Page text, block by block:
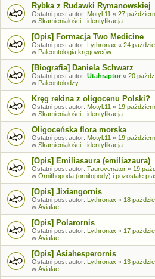
Rybka z Rudawki Rymanowskiej
Ostatni post autor: Motyl.11 « 27
w Skamieniałości - identyfikacja
[Opis] Formacja Two Medicine
Ostatni post autor: Lythronax « 24
w Paleontologia kręgowców
[Biografia] Daniela Schwarz
Ostatni post autor: Utahraptor« 20
w Paleontolodzy
Kręg rekina z oligocenu Polski?
Ostatni post autor: Motyl.11 « 19
w Skamieniałości - identyfikacja
Oligoceńska flora morska
Ostatni post autor: Motyl.11 « 19
w Skamieniałości - identyfikacja
[Opis] Emiliasaura (emiliazaura)
Ostatni post autor: Taurovenator « 19
w Ornithopoda (ornitopody) i pozostałe
[Opis] Jixiangornis
Ostatni post autor: Lythronax « 18
w Avialae
[Opis] Polarornis
Ostatni post autor: Lythronax « 17
w Avialae
[Opis] Asiahesperornis
Ostatni post autor: Lythronax « 13
w Avialae